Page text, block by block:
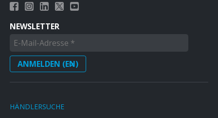
NEWSLETTER
HÄNDLERSUCHE